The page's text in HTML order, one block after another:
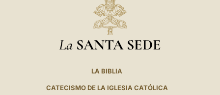
La SANTA SEDE
LA BIBLIA
CATECISMO DE LA IGLESIA CATÓLICA